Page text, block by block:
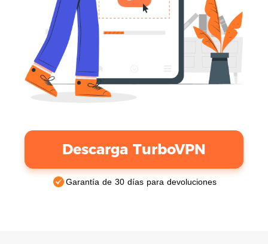
Descarga TurboVPN
Garantía de 30 días para devoluciones